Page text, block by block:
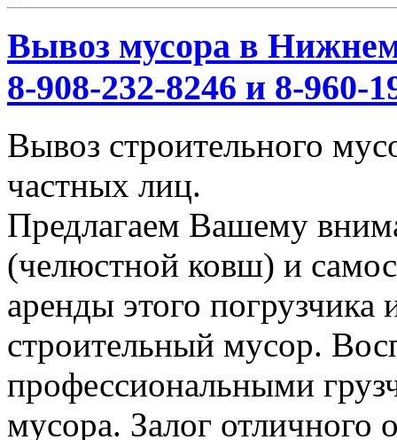
Вывоз мусора в
8-908-232-8246 и 8-960-
Вывоз строительного
частных лиц.
Предлагаем Вашему
(челюстной ковш) и
аренды этого
строительный мусор.
профессиональными
мусора. Залог отличного